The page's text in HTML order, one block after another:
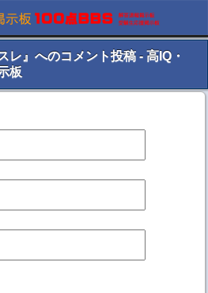
レ』へのコメント投稿 - 高IQ・
板